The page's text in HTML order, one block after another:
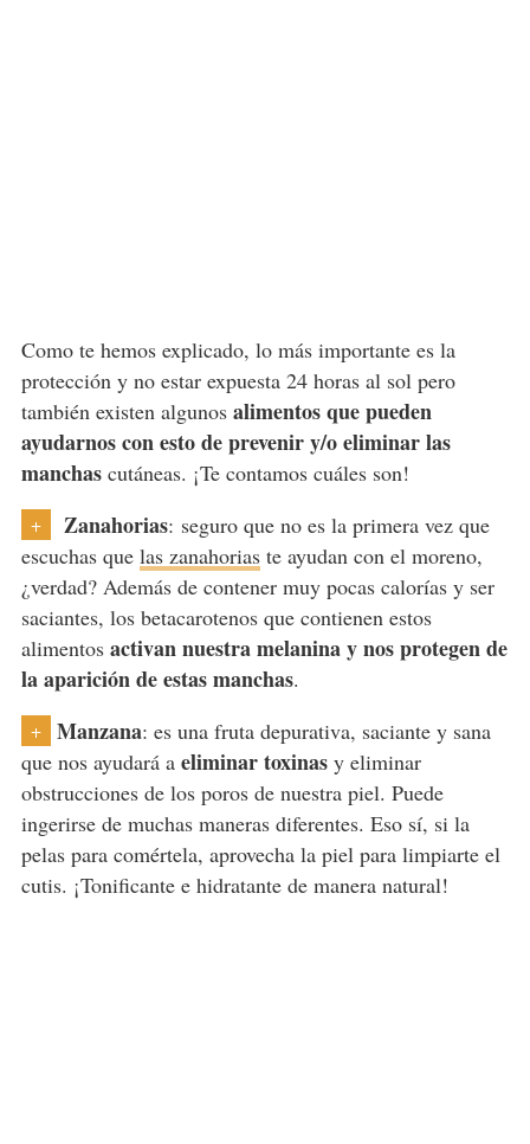
Como te hemos explicado, lo más importante es la
protección y no estar expuesta 24 horas al sol pero
también existen algunos alimentos que pueden
ayudarnos con esto de prevenir y/o eliminar las
manchascutáneas. ¡Te contamos cuáles son!
+ Zanahorias: seguro que no es la primera vez que
escuchas que las zanahoriaste ayudan con el moreno,
¿verdad? Además de contener muy pocas calorías y ser
saciantes, los betacarotenos que contienen estos
alimentosactivan nuestra melanina y nos protegen de
la aparición de estas manchas.
+ Manzana: es una fruta depurativa, saciante y sana
que nos ayudará a eliminar toxinas y eliminar
obstrucciones de los poros de nuestra piel. Puede
ingerirse de muchas maneras diferentes. Eso sí, si la
pelas para comértela, aprovecha la piel para limpiarte el
cutis. ¡Tonificante e hidratante de manera natural!